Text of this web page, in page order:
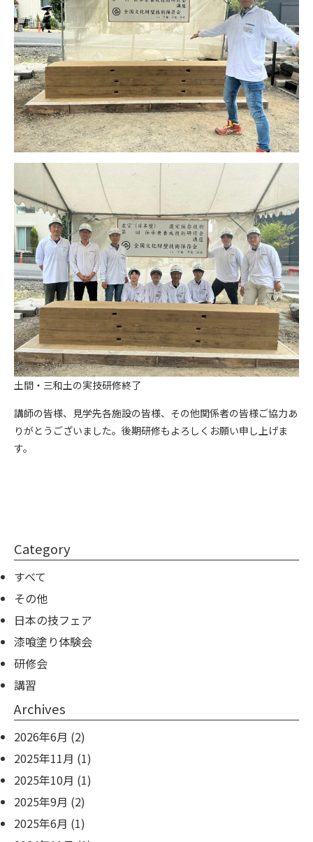
土間・三和土の実技研修終了
講師の皆様、見学先各施設の皆様、その他関係者の皆様ご協力あ
りがとうございました。後期研修もよろしくお願い申し上げま
す。
Category
すべて
その他
日本の技フェア
漆喰塗り体験会
研修会
講習
Archives
2026年6月 (2)
2025年11月 (1)
2025年10月 (1)
2025年9月 (2)
2025年6月 (1)